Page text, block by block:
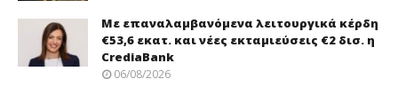
Με επαναλαμβανόμενα λειτουργικά κέρδη
€53,6 εκατ. και νέες εκταμιεύσεις €2 δισ. η
CrediaBank
06/08/2026